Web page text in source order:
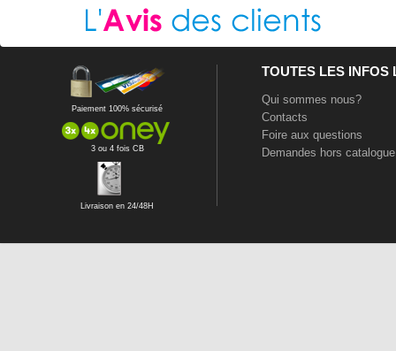
Paiement 100% sécurisé
3 ou 4 fois CB
Livraison en 24/48H
TOUTES LES INFOS
Qui sommes nous?
Contacts
Foire aux questions
Demandes hors catalogue